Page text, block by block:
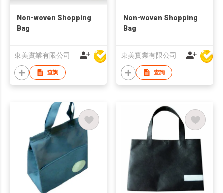
Non-woven Shopping
Bag
東美實業有限公司
查詢
Non-woven Shopping
Bag
東美實業有限公司
查詢